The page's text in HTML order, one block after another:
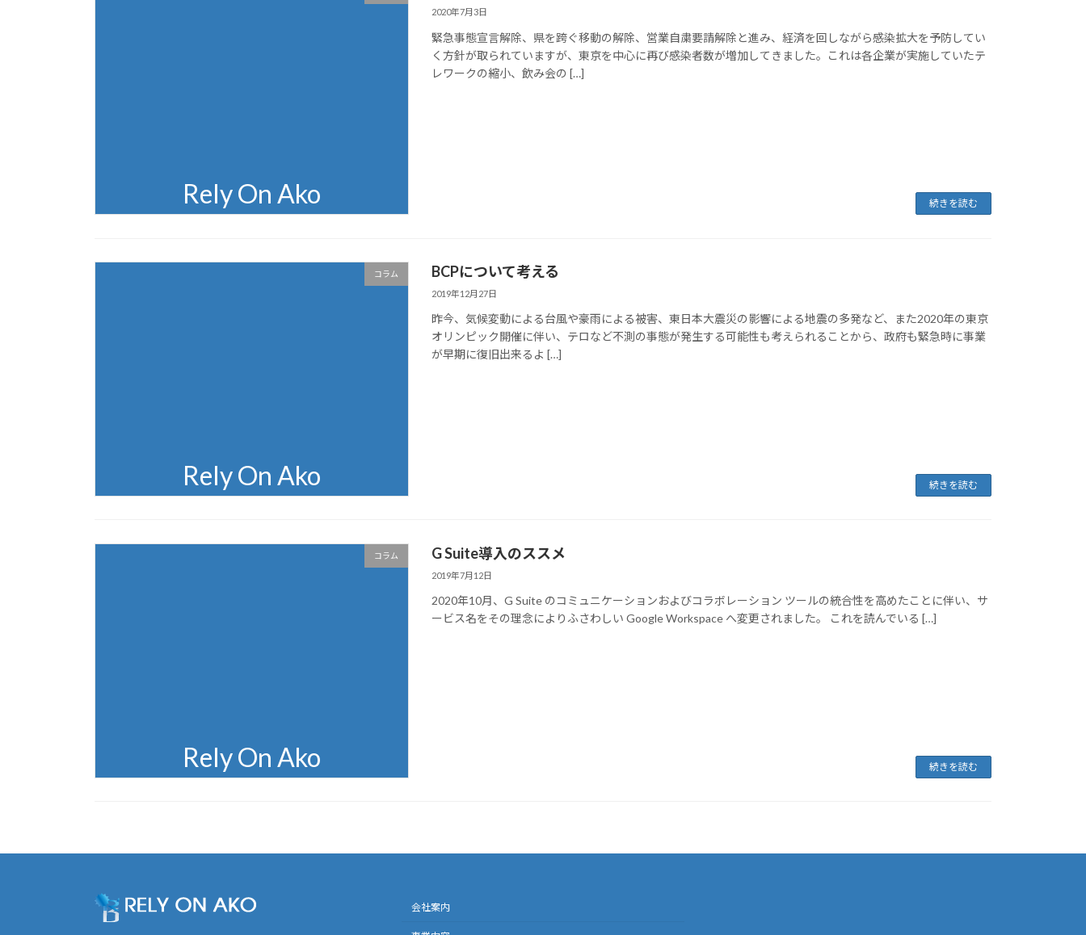
2020年7月3日
緊急事態宣言解除、県を跨ぐ移動の解除、営業自粛要請解除と進み、経済を回しながら感染拡大を予防してい
く方針が取られていますが、東京を中心に再び感染者数が増加してきました。これは各企業が実施していたテ
レワークの縮小、飲み会の […]
続きを読む
コラム BCPについて考える
2019年12月27日
昨今、気候変動による台風や豪雨による被害、東日本大震災の影響による地震の多発など、また2020年の東京
オリンピック開催に伴い、テロなど不測の事態が発生する可能性も考えられることから、政府も緊急時に事業
が早期に復旧出来るよ […]
続きを読む
コラム G Suite導入のススメ
2019年7月12日
2020年10月、G Suite のコミュニケーションおよびコラボレーション ツールの統合性を高めたことに伴い、サ
ービス名をその理念によりふさわしい Google Workspace へ変更されました。 これを読んでいる […]
続きを読む
会社案内